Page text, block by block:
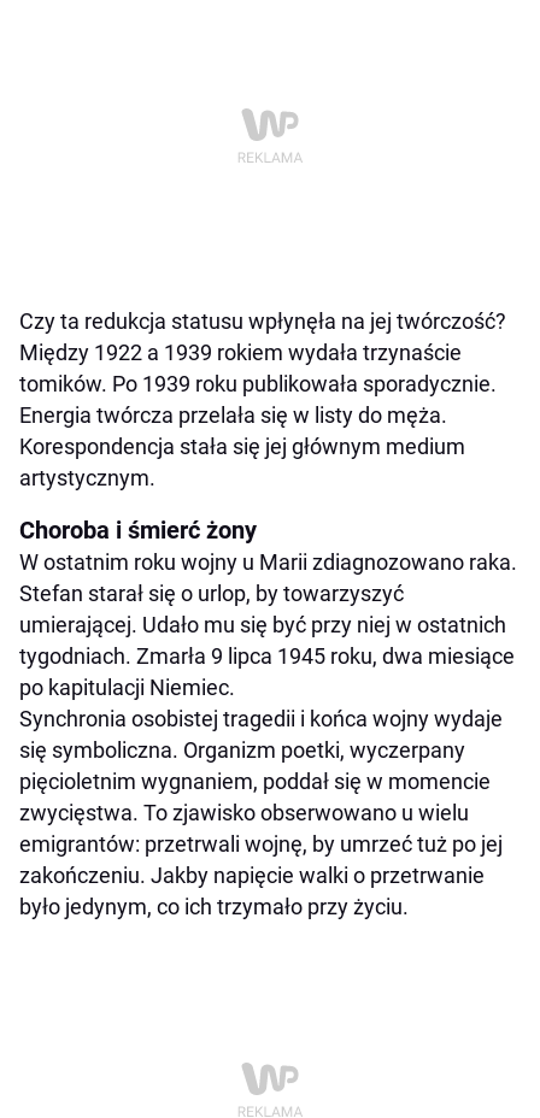
Czy ta redukcja statusu wpłynęła na jej twórczość?
Między 1922 a 1939 rokiem wydała trzynaście
tomików. Po 1939 roku publikowała sporadycznie.
Energia twórcza przelała się w listy do męża.
Korespondencja stała się jej głównym medium
artystycznym.
Choroba i śmierć żony
W ostatnim roku wojny u Marii zdiagnozowano raka.
Stefan starał się o urlop, by towarzyszyć
umierającej. Udało mu się być przy niej w ostatnich
tygodniach. Zmarła 9 lipca 1945 roku, dwa miesiące
po kapitulacji Niemiec.
Synchronia osobistej tragedii i końca wojny wydaje
się symboliczna. Organizm poetki, wyczerpany
pięcioletnim wygnaniem, poddał się w momencie
zwycięstwa. To zjawisko obserwowano u wielu
emigrantów: przetrwali wojnę, by umrzeć tuż po jej
zakończeniu. Jakby napięcie walki o przetrwanie
było jedynym, co ich trzymało przy życiu.